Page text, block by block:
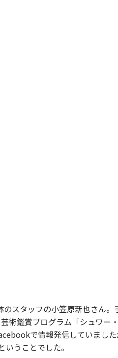
のスタッフの小笠原新也さん。
術鑑賞プログラム「シュワー
で情報発信していまし
うことでした。